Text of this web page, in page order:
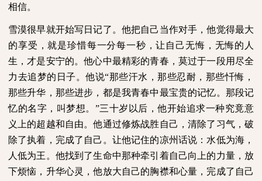
相信。
雪漠很早就开始写日记了。他把自己当作对手，他觉得最大
的享受，就是珍惜每一分每一秒，让自己无悔，无悔的人
生，才是安宁的。他心中最精彩的青春，莫过于一段用尽全
力去追梦的日子。他说“那些汗水，那些忍耐，那些忏悔，
那些升华，那些进步，都是我青春中最宝贵的记忆。那段记
忆的名字，叫梦想。”三十岁以后，他开始追求一种究竟意
义上的超越和自由。他通过修炼战胜自己，清除了习气，破
除了执着，完成了自己。让他记住的凉州话说：水低为海，
人低为王。他找到了生命中那种牵引着自己向上的力量，放
下烦恼，升华心灵，他放大自己的胸襟和心量，完成了自己